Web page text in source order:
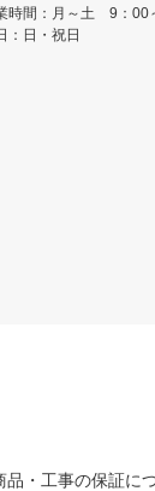
時間：月～土 9：00
：日・祝日
品・工事の保証に